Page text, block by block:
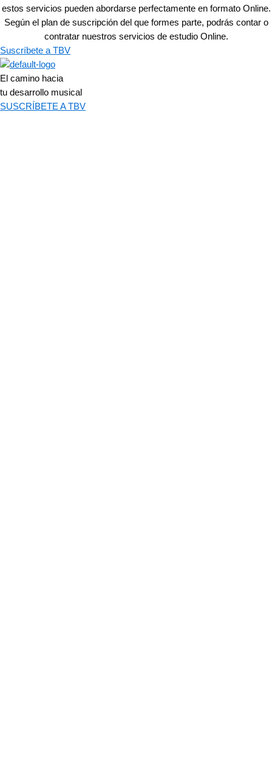
estos servicios pueden abordarse perfectamente en formato Online.
Según el plan de suscripción del que formes parte, podrás contar o
contratar nuestros servicios de estudio Online.
Suscríbete a TBV
El camino hacia
tu desarrollo musical
SUSCRÍBETE A TBV